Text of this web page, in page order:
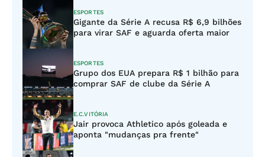
ESPORTES
Gigante da Série A recusa R$ 6,9 bilhões
para virar SAF e aguarda oferta maior
ESPORTES
Grupo dos EUA prepara R$ 1 bilhão para
comprar SAF de clube da Série A
E.C.VITÓRIA
Jair provoca Athletico após goleada e
aponta "mudanças pra frente"